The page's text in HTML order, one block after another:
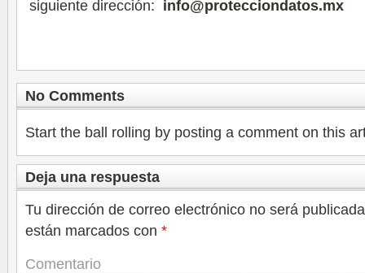
siguiente dirección: info@protecciondatos.mx
No Comments
Start the ball rolling by posting a comment on this
Deja una respuesta
Tu dirección de correo electrónico no será
están marcados con *
Comentario